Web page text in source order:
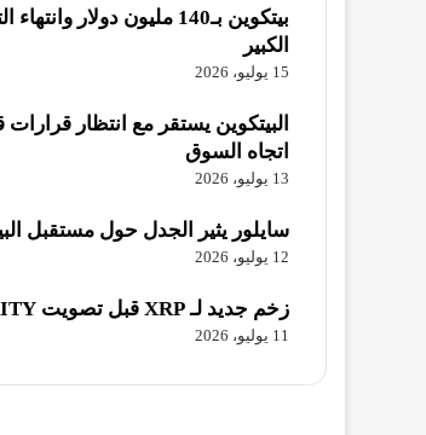
بيتكوين بـ140 مليون دولار
الكبير
15 يوليو، 2026
البيتكوين يستقر مع انتظار قرارات
اتجاه السوق
13 يوليو، 2026
سايلور يثير الجدل حول مستقبل
12 يوليو، 2026
زخم جديد لـ XRP قبل تصويت CLARITY
11 يوليو، 2026